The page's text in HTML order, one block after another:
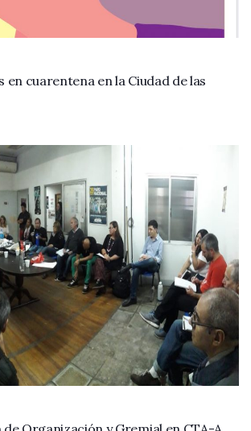
en cuarentena en la Ciudad de las